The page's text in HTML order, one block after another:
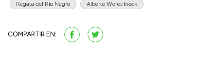
Regata del Río Negro Alberto Weretilneck
COMPARTIR EN: